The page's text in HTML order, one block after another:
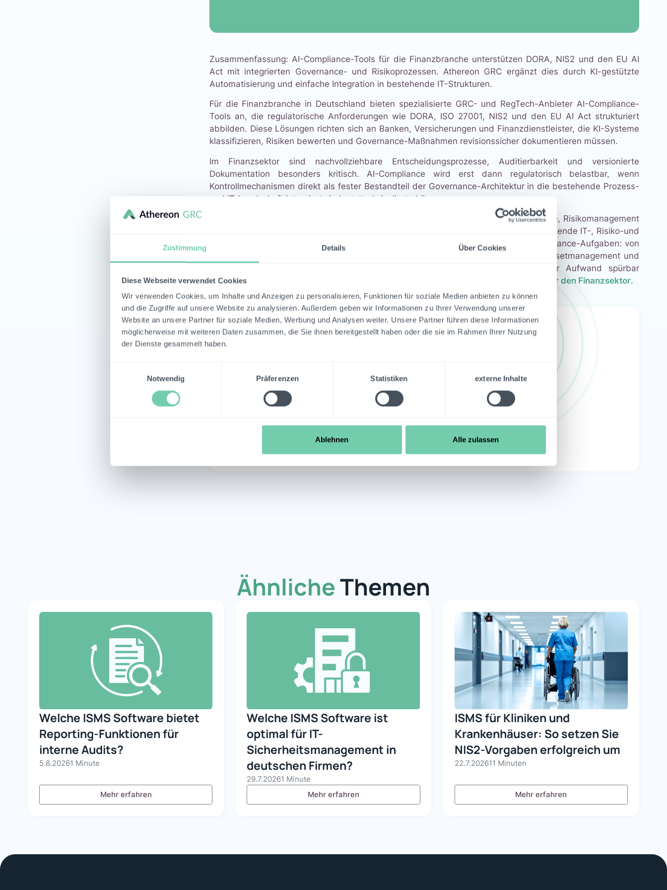
Zustimmung Details Über Cookies
Diese Webseite verwendet Cookies
Wir verwenden Cookies, um Inhalte und Anzeigen zu personalisieren, Funktionen für soziale Medien anbieten zu können
und die Zugriffe auf unsere Website zu analysieren. Außerdem geben wir Informationen zu Ihrer Verwendung unserer
Website an unsere Partner für soziale Medien, Werbung und Analysen weiter. Unsere Partner führen diese Informationen
möglicherweise mit weiteren Daten zusammen, die Sie ihnen bereitgestellt haben oder die sie im Rahmen Ihrer Nutzung
der Dienste gesammelt haben.
Notwendig
Präferenzen Statistiken externe Inhalte
Ablehnen Alle zulassen
Zusammenfassung: AI-Compliance-Tools für die Finanzbranche unterstützen DORA, NIS2 und den EU AI
Act mit integrierten Governance- und Risikoprozessen. Athereon GRC ergänzt dies durch KI-gestützte
Automatisierung und einfache Integration in bestehende IT-Strukturen.
Für die Finanzbranche in Deutschland bieten spezialisierte GRC- und RegTech-Anbieter AI-Compliance-
Tools an, die regulatorische Anforderungen wie DORA, ISO 27001, NIS2 und den EU AI Act strukturiert
abbilden. Diese Lösungen richten sich an Banken, Versicherungen und Finanzdienstleister, die KI-Systeme
klassifizieren, Risiken bewerten und Governance-Maßnahmen revisionssicher dokumentieren müssen.
Im Finanzsektor sind nachvollziehbare Entscheidungsprozesse, Auditierbarkeit und versionierte
Dokumentation besonders kritisch. AI-Compliance wird erst dann regulatorisch belastbar, wenn
Kontrollmechanismen direkt als fester Bestandteil der Governance-Architektur in die bestehende Prozess-
und IT-Landschaft integriert sind, statt als isolierte Lösung.
Die Athereon GRC‑Plattform verfolgt genau diesen integrierten Ansatz: AI-Governance, Risikomanagement
und Compliance laufen in einer Plattform zusammen und lassen sich flexibel in bestehende IT-, Risiko-und
Kontrollstrukturen einbinden. Die KI-Agentin LAiKA unterstützt dabei operative Compliance-Aufgaben: von
der automatisierten Dokumentation über wiederkehrende Prüfprozesse bis hin zu Assetmanagement und
GRC-Workflowsteuerung. So werden interne Ressourcen entlastet und manueller Aufwand spürbar
reduziert. Weitere Informationen für den Finanzsektor finden Sie hier:
Athereon GRC für den Finanzsektor.
Möchten Sie mehr
erfahren?
Termin mit unserem Team, um gemeinsam Ihren
Termin vereinbaren
ÄhnlicheThemen
Welche ISMS Software bietet
Reporting-Funktionen für
interne Audits?
5.8.20261 Minute
Mehr erfahren
Welche ISMS Software ist
optimal für IT-
Sicherheitsmanagement in
deutschen Firmen?
29.7.20261 Minute
Mehr erfahren
ISMS für Kliniken und
Krankenhäuser: So setzen Sie
NIS2-Vorgaben erfolgreich um
22.7.202611 Minuten
Mehr erfahren